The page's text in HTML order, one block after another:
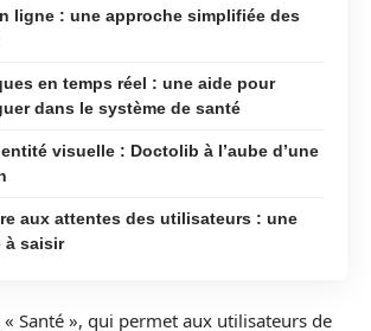
ligne : une approche simplifiée des
en temps réel : une aide pour
dans le système de santé
visuelle : Doctolib à l’aube d’une
aux attentes des utilisateurs : une
à saisir
Santé », qui permet aux utilisateurs de